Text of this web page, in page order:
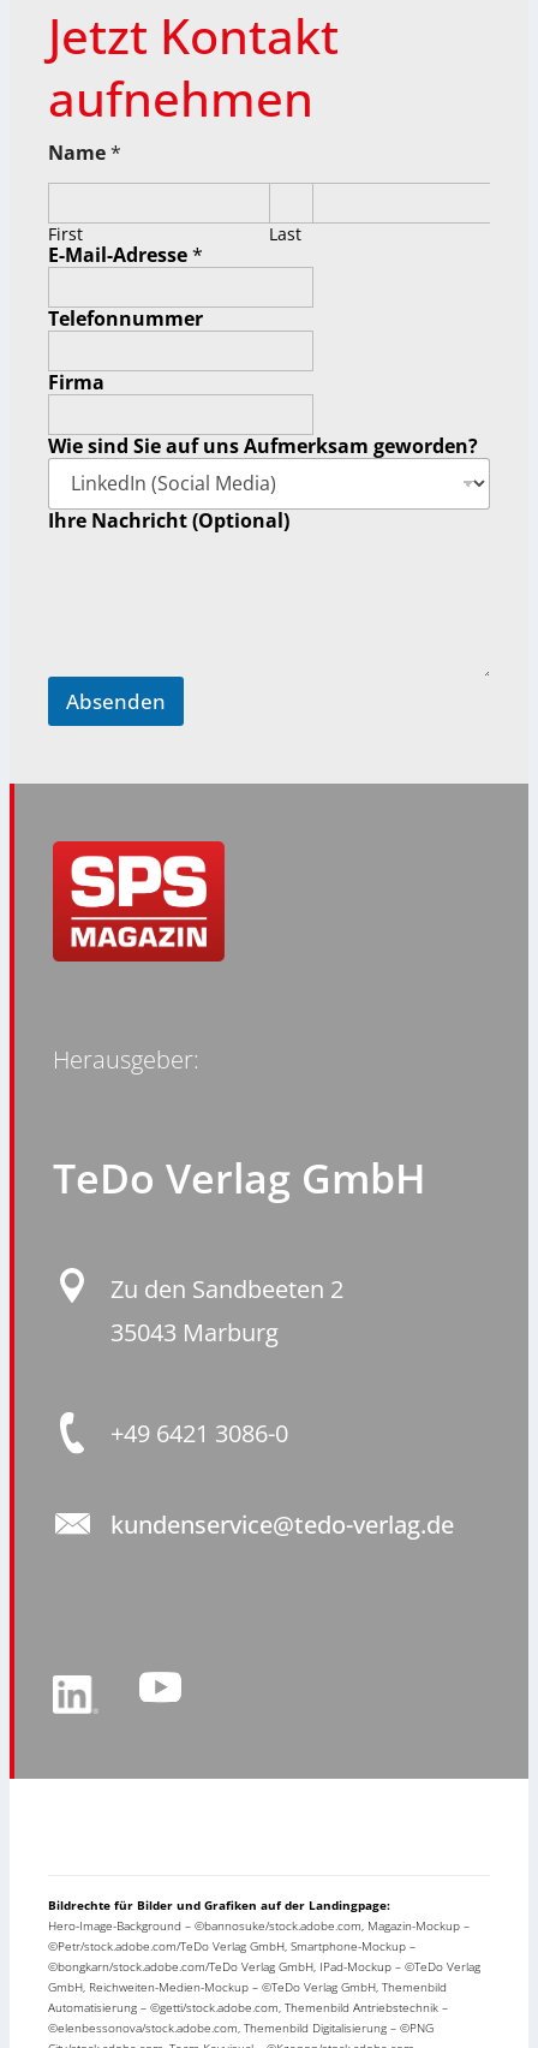
Jetzt Kontakt
aufnehmen
Name*
First Last
E-Mail-Adresse*
Telefonnummer
Firma
Wie sind Sie auf uns Aufmerksam geworden?
Ihre Nachricht (Optional)
Absenden
Herausgeber:
TeDo Verlag GmbH
Zu den Sandbeeten 2
35043 Marburg
+49 6421 3086-0
kundenservice@tedo-verlag.de
Bildrechte für Bilder und Grafiken auf der Landingpage:
Hero-Image-Background – ©bannosuke/stock.adobe.com, Magazin-Mockup –
©Petr/stock.adobe.com/TeDo Verlag GmbH, Smartphone-Mockup –
©bongkarn/stock.adobe.com/TeDo Verlag GmbH, IPad-Mockup – ©TeDo Verlag
GmbH, Reichweiten-Medien-Mockup – ©TeDo Verlag GmbH, Themenbild
Automatisierung – ©getti/stock.adobe.com, Themenbild Antriebstechnik –
©elenbessonova/stock.adobe.com, Themenbild Digitalisierung – ©PNG